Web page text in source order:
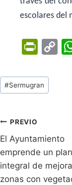
escolares del
Pr
tF
ri
dl
y
C
k
Tags
de
#Sermugran
Navegación
de
entradas
PREVIO
El Ayuntamiento
emprende un plan
integral de
zonas con